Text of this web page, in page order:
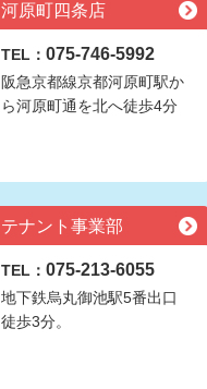
河原町四条店
TEL： 075-746-5992
阪急京都線京都河原町駅か
ら河原町通を北へ徒歩4分
テナント事業部
TEL： 075-213-6055
地下鉄烏丸御池駅5番出口
徒歩3分。